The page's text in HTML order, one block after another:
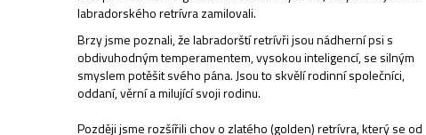
labradorského retrívra zamilovali.
Brzy jsme poznali, že labradorští retrívři jsou nádherní psi s
obdivuhodným temperamentem, vysokou inteligencí, se silným
smyslem potěšit svého pána. Jsou to skvělí rodinní společníci,
oddaní, věrní a milující svoji rodinu.
Později jsme rozšířili chov o zlatého (golden) retrívra, který se od